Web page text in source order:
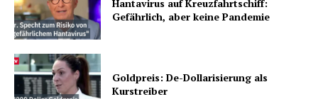
Hantavirus auf Kreuzfahrtschiff:
Gefährlich, aber keine Pandemie
Goldpreis: De-Dollarisierung als
Kurstreiber